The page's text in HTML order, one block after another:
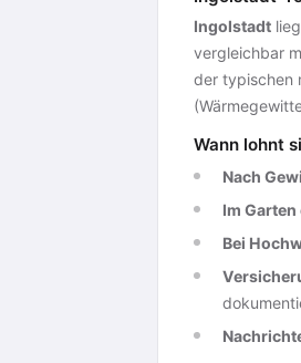
Ingolstadt
vergleichbar
der typischen
Wann lohnt
Nach
Im
Bei